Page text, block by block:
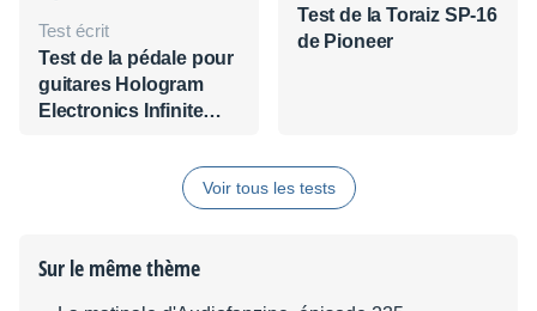
Test écrit
Test de la pédale pour
guitares Hologram
Electronics Infinite
Test de la Toraiz SP-16
de Pioneer
Voir tous les tests
Sur le même thème